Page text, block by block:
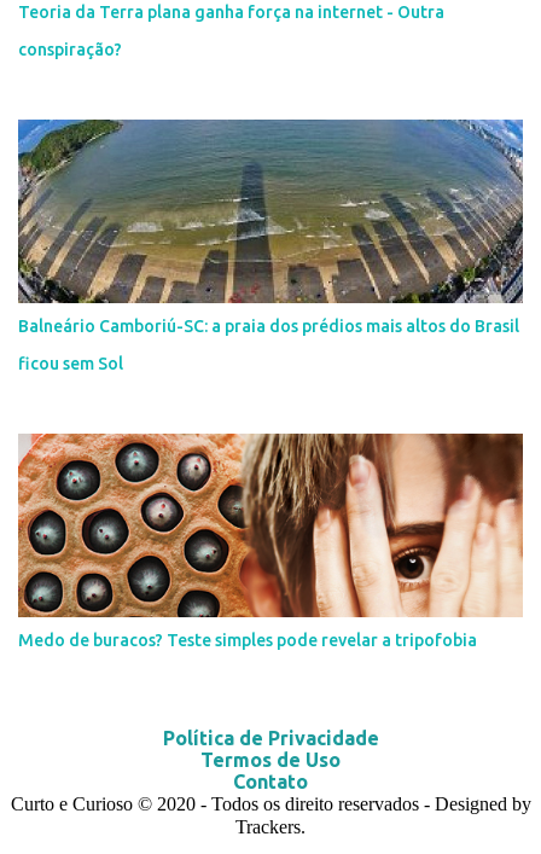
Teoria da Terra plana ganha força na internet - Outra
conspiração?
Balneário Camboriú-SC: a praia dos prédios mais altos do Brasil
ficou sem Sol
Medo de buracos? Teste simples pode revelar a tripofobia
Política de Privacidade
Termos de Uso
Contato
Curto e Curioso © 2020 - Todos os direito reservados - Designed by
Trackers.